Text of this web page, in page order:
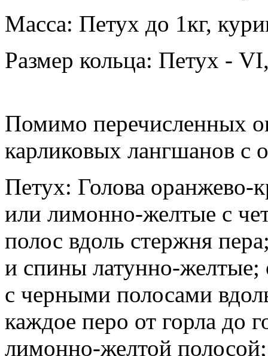
Масса: Петух до 1кг,
Размер кольца: Петух -
Помимо перечисленных
карликовых лангшанов с
Петух: Голова оранжево-
или лимонно-желтые с
полос вдоль стержня
и спины латунно-
с черными полосами
каждое перо от горла до
лимонно-желтой